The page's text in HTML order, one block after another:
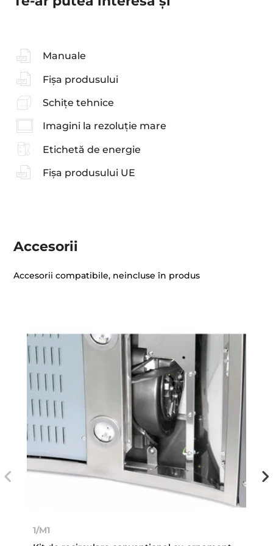
Manuale
Fișa produsului
Schițe tehnice
Imagini la rezoluție mare
Etichetă de energie
Fișa produsului UE
Accesorii
Accesorii compatibile, neincluse în produs
1/M1